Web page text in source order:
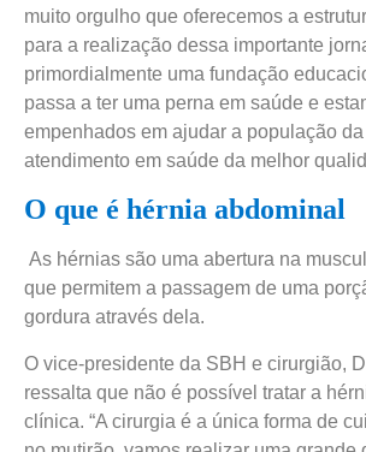
muito orgulho que oferecemos a
para a realização dessa importante
primordialmente uma fundação
passa a ter uma perna em saúde e
empenhados em ajudar a população
atendimento em saúde da melhor
O que é hérnia abdominal
As hérnias são uma abertura na
que permitem a passagem de uma
gordura através dela.
O vice-presidente da SBH e cirurgião,
ressalta que não é possível tratar a
clínica. “A cirurgia é a única forma de